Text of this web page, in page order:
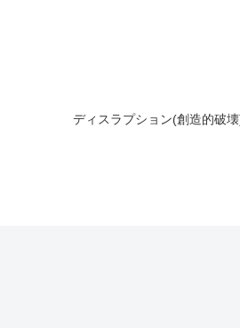
ディスラプション(創造的破